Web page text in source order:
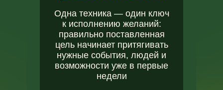
Одна техника — один ключ
к исполнению желаний:
правильно поставленная
цель начинает притягивать
нужные события, людей и
возможности уже в первые
недели